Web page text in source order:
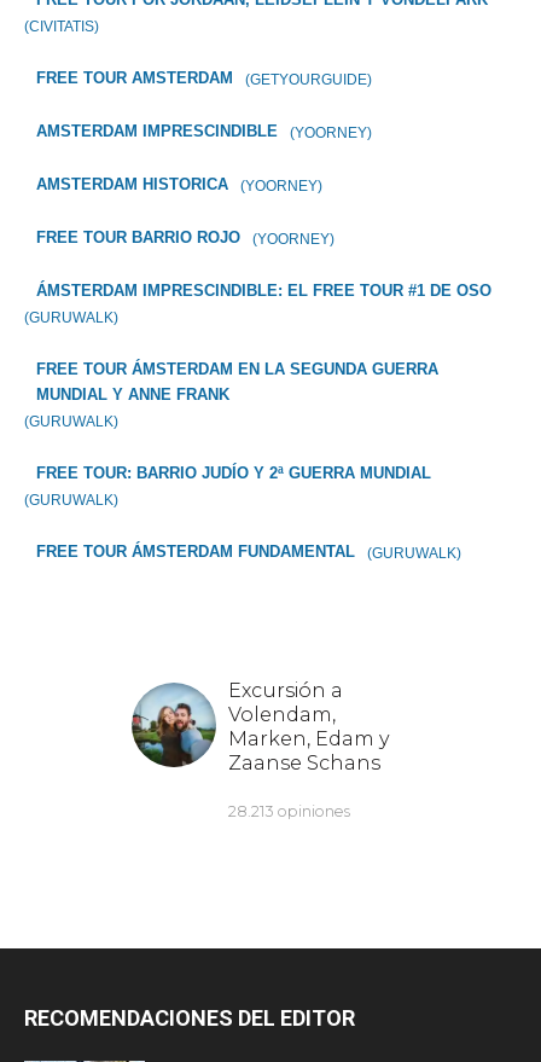
(CIVITATIS)
FREE TOUR AMSTERDAM (GETYOURGUIDE)
AMSTERDAM IMPRESCINDIBLE (YOORNEY)
AMSTERDAM HISTORICA (YOORNEY)
FREE TOUR BARRIO ROJO (YOORNEY)
ÁMSTERDAM IMPRESCINDIBLE: EL FREE TOUR #1 DE OSO
(GURUWALK)
FREE TOUR ÁMSTERDAM EN LA SEGUNDA GUERRA
MUNDIAL Y ANNE FRANK
(GURUWALK)
FREE TOUR: BARRIO JUDÍO Y 2ª GUERRA MUNDIAL
(GURUWALK)
FREE TOUR ÁMSTERDAM FUNDAMENTAL (GURUWALK)
RECOMENDACIONES DEL EDITOR